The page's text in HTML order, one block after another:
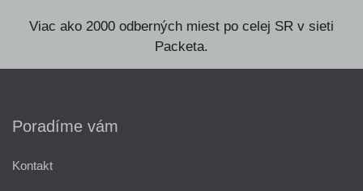
Viac ako 2000 odberných miest po celej SR v sieti
Packeta.
Poradíme vám
Kontakt